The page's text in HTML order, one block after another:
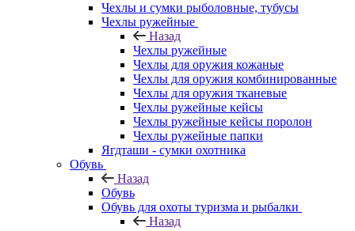
Чехлы и сумки рыболовные, тубусы
Чехлы ружейные
Назад
Чехлы ружейные
Чехлы для оружия кожаные
Чехлы для оружия комбинированные
Чехлы для оружия тканевые
Чехлы ружейные кейсы
Чехлы ружейные кейсы поролон
Чехлы ружейные папки
Ягдташи - сумки охотника
Обувь
Назад
Обувь
Обувь для охоты туризма и рыбалки
Назад